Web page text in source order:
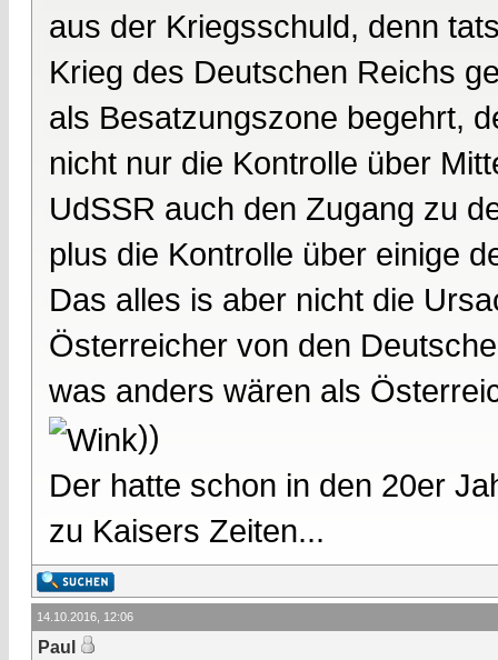
aus der Kriegsschuld, denn
Krieg des Deutschen Reichs
als Besatzungszone begehrt,
nicht nur die Kontrolle über
UdSSR auch den Zugang zu
plus die Kontrolle über einige
Das alles is aber nicht die
Österreicher von den
was anders wären als
))
Der hatte schon in den 20er
zu Kaisers Zeiten...
14.10.2016, 12:06
Paul